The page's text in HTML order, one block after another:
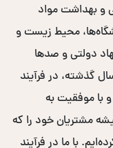
ایمنی و بهداشت مواد
محیط زیست و
دولتی و صدها
خصوصی برگزار کرده‌ایم. در طی ۲۶ سال گذشته، در فرآیند
با موفقیت به
مشتریان خود را که
با ما در فرآیند